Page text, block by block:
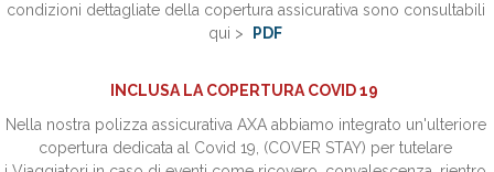
condizioni dettagliate della copertura assicurativa sono consultabili
qui >
PDF
INCLUSA LA COPERTURA COVID 19
Nella nostra polizza assicurativa AXA abbiamo integrato un'ulteriore
copertura dedicata al Covid 19, (COVER STAY) per tutelare